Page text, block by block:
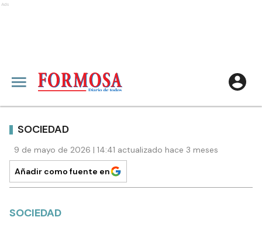
Ads
SOCIEDAD
9 de mayo de 2026 | 14:41 actualizado hace 3 meses
Añadir como fuente en
SOCIEDAD